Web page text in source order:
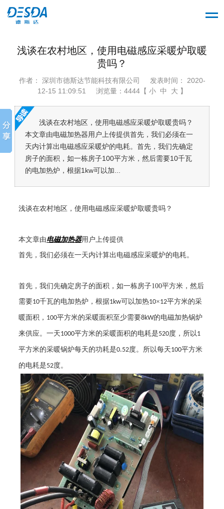
浅谈在农村地区，使用电磁感应采暖炉取暖
贵吗？
作者： 深圳市德斯达节能科技有限公司
发表时间： 2020-
12-15 11:09:51
浏览量：4444【 小 中 大 】
浅谈在农村地区，使用电磁感应采暖炉取暖贵吗？
本文章由电磁加热器用户上传提供首先，我们必须在一
天内计算出电磁感应采暖炉的电耗。首先，我们先确定
房子的面积，如一栋房子100平方米，然后需要10千瓦
的电加热炉，根据1kw可以加...
浅谈在农村地区，使用电磁感应采暖炉取暖贵吗？
本文章由电磁加热器用户上传提供
首先，我们必须在一天内计算出 电磁感应采暖炉的电耗。
首先，我们先确定房子的面积，如一栋房子100平方米，然后
需要10千瓦的电加热炉，根据1kw可以加热10×12平方米的采
暖面积， 100平方米的采暖面积至少需要8kW的电磁加热锅炉
来供应。一天1000平方米的采暖面积的电耗是520度，所以1
平方米的采暖锅炉每天的功耗是0.52度。所以每天100平方米
的电耗是52度。